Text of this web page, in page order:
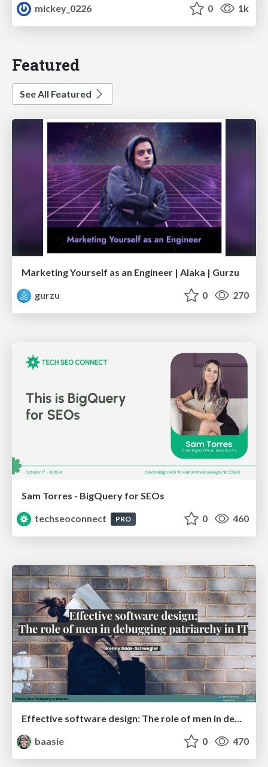
mickey_0226
0 1k
Featured
See All Featured
Marketing Yourself as an Engineer | Alaka | Gurzu
gurzu
0 270
Sam Torres - BigQuery for SEOs
techseoconnect
PRO 0 460
Effective software design: The role of men in debugging patriarchy in IT @ Voxxed Days AMS
baasie
0 470